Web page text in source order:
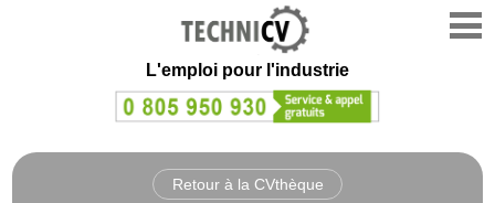
L'emploi pour l'industrie
Retour à la CVthèque